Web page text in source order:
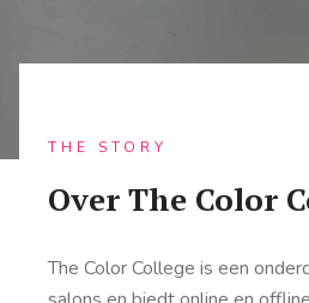
THE STORY
Over The Color
The Color College is een